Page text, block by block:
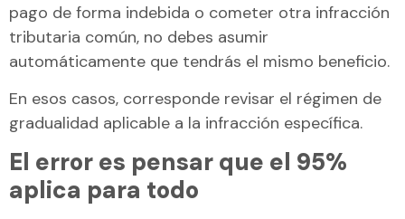
pago de forma indebida o cometer otra infracción
tributaria común, no debes asumir
automáticamente que tendrás el mismo beneficio.
En esos casos, corresponde revisar el régimen de
gradualidad aplicable a la infracción específica.
El error es pensar que el 95%
aplica para todo